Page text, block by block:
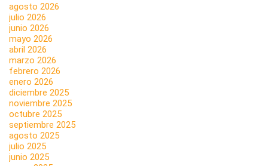
agosto 2026
julio 2026
junio 2026
mayo 2026
abril 2026
marzo 2026
febrero 2026
enero 2026
diciembre 2025
noviembre 2025
octubre 2025
septiembre 2025
agosto 2025
julio 2025
junio 2025